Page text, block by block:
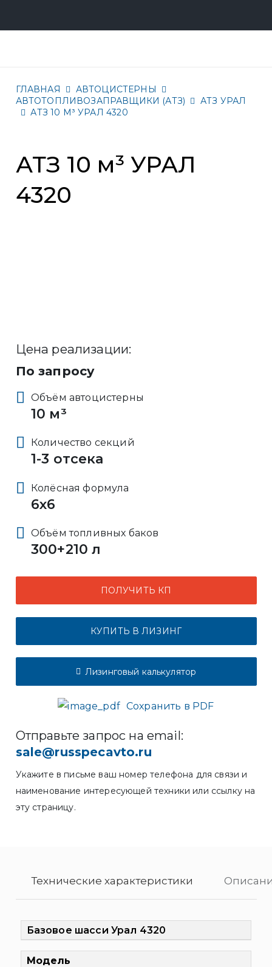
ГЛАВНАЯ
АВТОЦИСТЕРНЫ
АВТОТОПЛИВОЗАПРАВЩИКИ (АТЗ)
АТЗ УРАЛ
АТЗ 10 М³ УРАЛ 4320
АТЗ 10 м³ УРАЛ
4320
Цена реализации:
По запросу
Объём автоцистерны
10 м³
Количество секций
1-3 отсека
Колёсная формула
6x6
Объём топливных баков
300+210 л
ПОЛУЧИТЬ КП
КУПИТЬ В ЛИЗИНГ
Лизинговый калькулятор
Сохранить в PDF
Отправьте запрос на email:
sale@russpecavto.ru
Укажите в письме ваш номер телефона для связи и
наименование интересующей техники или ссылку на
эту страницу.
Технические характеристики
Базовое шасси Урал 4320
Модель